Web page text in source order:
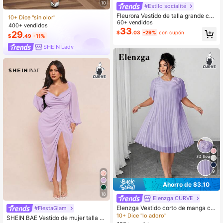
10
10+ Dice "sin olor"
400+ vendidos
$29.49 -11%
SHEIN Lady
18
#FiestaGlam
SHEIN BAE Vestido de mujer talla gr
#Estilo socialité
Fleurora Vestido de talla grande con
volantes de jacquard púrpura
60+ vendidos
$33.03 -29% con cupón
9
Ahorro de $3.10
Elenzga CURVE
Elenzga Vestido corto de manga cor
ta con cuello redondo, plisado, de t
10+ Dice "lo adoro"